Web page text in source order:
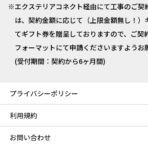
エクステリアコネクト経由にて工事のご契
は、契約金額に応じて（上限金額無し！）
てギフト券を贈呈しておりますので、ご契
フォーマットにて申請くださいますようお
(受付期間：契約から6ヶ月間)
プライバシーポリシー
利用規約
お問い合わせ